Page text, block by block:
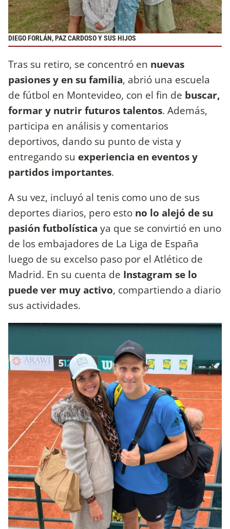
DIEGO FORLÁN, PAZ CARDOSO Y SUS HIJOS
Tras su retiro, se concentró en nuevas
pasiones y en su familia, abrió una escuela
de fútbol en Montevideo, con el fin de buscar,
formar y nutrir futuros talentos. Además,
participa en análisis y comentarios
deportivos, dando su punto de vista y
entregando su experiencia en eventos y
partidos importantes.
A su vez, incluyó al tenis como uno de sus
deportes diarios, pero esto no lo alejó de su
pasión futbolística ya que se convirtió en uno
de los embajadores de La Liga de España
luego de su excelso paso por el Atlético de
Madrid. En su cuenta de Instagram se lo
puede ver muy activo, compartiendo a diario
sus actividades.